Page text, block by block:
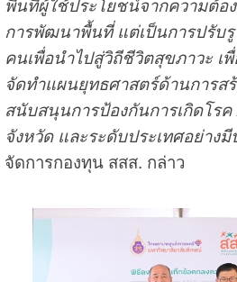
พื้นที่ผู้ใช้ประโยชน์จากความต้อง
การพัฒนาพื้นที่ แต่เป็นการปรับ
คนเพื่อนำไปสู่วิถีชีวิตสุขภาวะ เ
จัดทำแผนยุทธศาสตร์ด้านการสร้
สนับสนุนการป้องกันการเกิดโร
จังหวัด และระดับประเทศอย่าง
จัดการกองทุน สสส. กล่าว